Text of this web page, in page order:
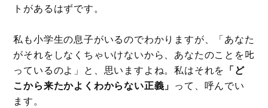
トがあるはずです。
私も小学生の息子がいるのでわかりますが、「あなた
がそれをしなくちゃいけないから、あなたのことを𠮟
っているのよ」と、思いますよね。私はそれを 「ど
こから来たかよくわからない正義」 って、呼んでい
ます。